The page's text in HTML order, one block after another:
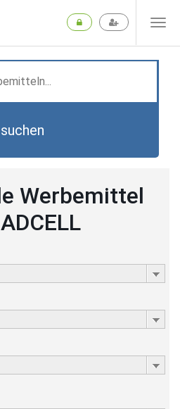
suchen
Werbemittel